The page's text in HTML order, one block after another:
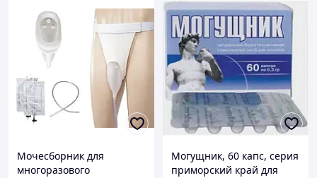
Мочесборник для
многоразового
Могущник, 60 капс, серия
приморский край для